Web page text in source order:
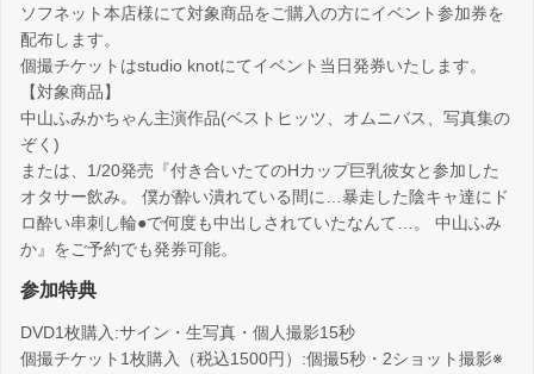
ソフネット本店様にて対象商品をご購入の方にイベント参加券を
配布します。
個撮チケットはstudio knotにてイベント当日発券いたします。
【対象商品】
中山ふみかちゃん主演作品(ベストヒッツ、オムニバス、写真集の
ぞく)
または、1/20発売『付き合いたてのHカップ巨乳彼女と参加した
オタサー飲み。 僕が酔い潰れている間に…暴走した陰キャ達にド
ロ酔い串刺し輪●で何度も中出しされていたなんて…。 中山ふみ
か』をご予約でも発券可能。
参加特典
DVD1枚購入:サイン・生写真・個人撮影15秒
個撮チケット1枚購入（税込1500円）:個撮5秒・2ショット撮影※